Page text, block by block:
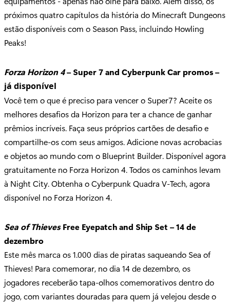
próximos quatro capítulos da história do Minecraft Dungeons
estão disponíveis com o Season Pass, incluindo Howling
Peaks!
Forza Horizon 4– Super 7 and Cyberpunk Car promos –
já disponível
Você tem o que é preciso para vencer o Super7? Aceite os
melhores desafios da Horizon para ter a chance de ganhar
prêmios incríveis. Faça seus próprios cartões de desafio e
compartilhe-os com seus amigos. Adicione novas acrobacias
e objetos ao mundo com o Blueprint Builder. Disponível agora
gratuitamente no Forza Horizon 4. Todos os caminhos levam
à Night City. Obtenha o Cyberpunk Quadra V-Tech, agora
disponível no Forza Horizon 4.
Sea of ThievesFree Eyepatch and Ship Set – 14 de
dezembro
Este mês marca os 1.000 dias de piratas saqueando Sea of
Thieves! Para comemorar, no dia 14 de dezembro, os
jogadores receberão tapa-olhos comemorativos dentro do
jogo, com variantes douradas para quem já velejou desde o